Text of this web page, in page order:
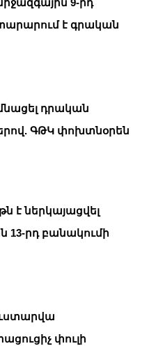
է գրական
մնացել դրական
ԳԹԿ փոխտնօրեն
է ներկայացվել
րդ բանակումի
փուլի